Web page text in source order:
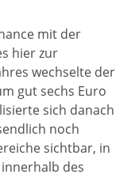
mit der
hier zur
wechselte der
gut sechs Euro
sich danach
noch
sichtbar, in
des